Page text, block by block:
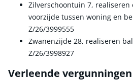
Zilverschoontuin 7, realiseren
voorzijde tussen woning en
Z/26/3999555
Zwanenzijde 28, realiseren
Z/26/3998927
Verleende vergunningen